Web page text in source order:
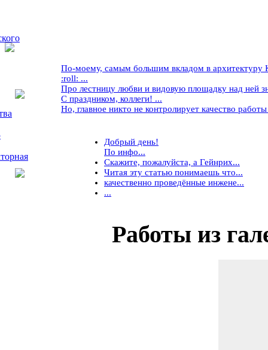
По-моему, самым большим вкладом в архитектуру
:roll: ...
Про лестницу любви и видовую площадку над ней
С праздником, коллеги! ...
Но, главное никто не контролирует качество
Добрый день!
По инфо...
Скажите, пожалуйста, а Гейнрих...
Читая эту статью понимаешь что...
качественно проведённые инжене...
...
Работыиз